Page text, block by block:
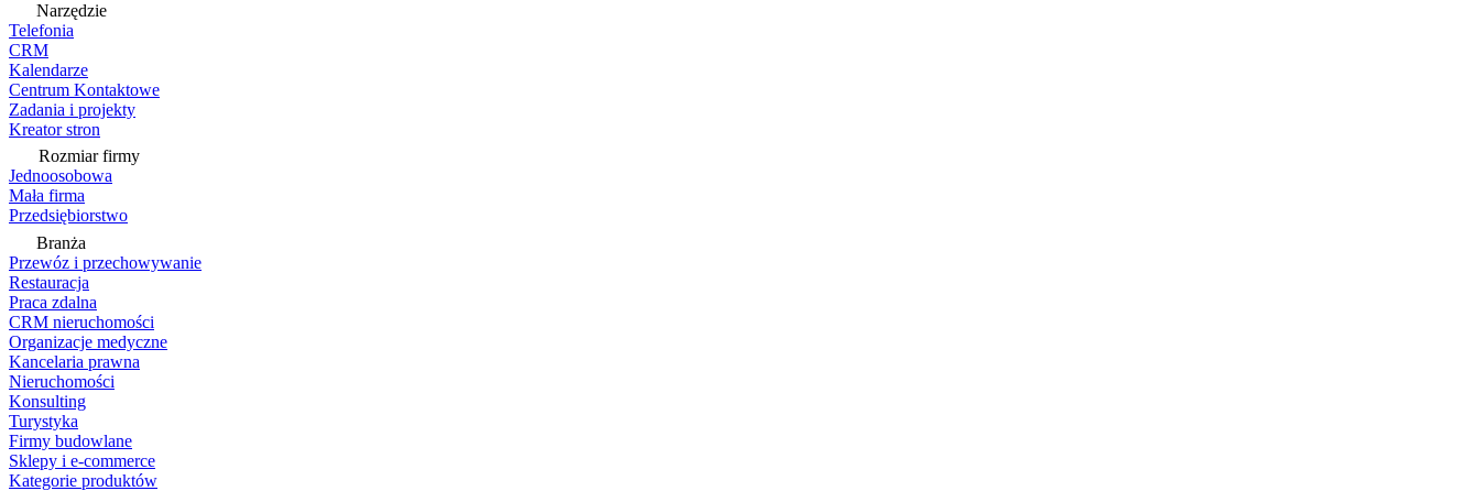
Narzędzie
Telefonia
CRM
Kalendarze
Centrum Kontaktowe
Zadania i projekty
Kreator stron
Rozmiar firmy
Jednoosobowa
Mała firma
Przedsiębiorstwo
Branża
Przewóz i przechowywanie
Restauracja
Praca zdalna
CRM nieruchomości
Organizacje medyczne
Kancelaria prawna
Nieruchomości
Konsulting
Turystyka
Firmy budowlane
Sklepy i e-commerce
Kategorie produktów